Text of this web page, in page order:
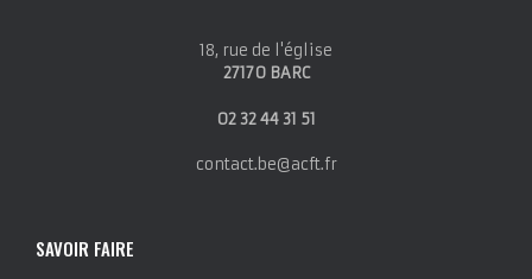
18, rue de l'église
27170 BARC
02 32 44 31 51
contact.be@acft.fr
SAVOIR FAIRE